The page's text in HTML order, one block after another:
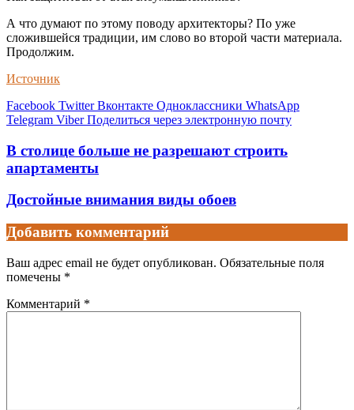
А что думают по этому поводу архитекторы? По уже
сложившейся традиции, им слово во второй части материала.
Продолжим.
Источник
Facebook Twitter Вконтакте Одноклассники WhatsApp
Telegram Viber Поделиться через электронную почту
В столице больше не разрешают строить
апартаменты
Достойные внимания виды обоев
Добавить комментарий
Ваш адрес email не будет опубликован. Обязательные поля
помечены *
Комментарий *